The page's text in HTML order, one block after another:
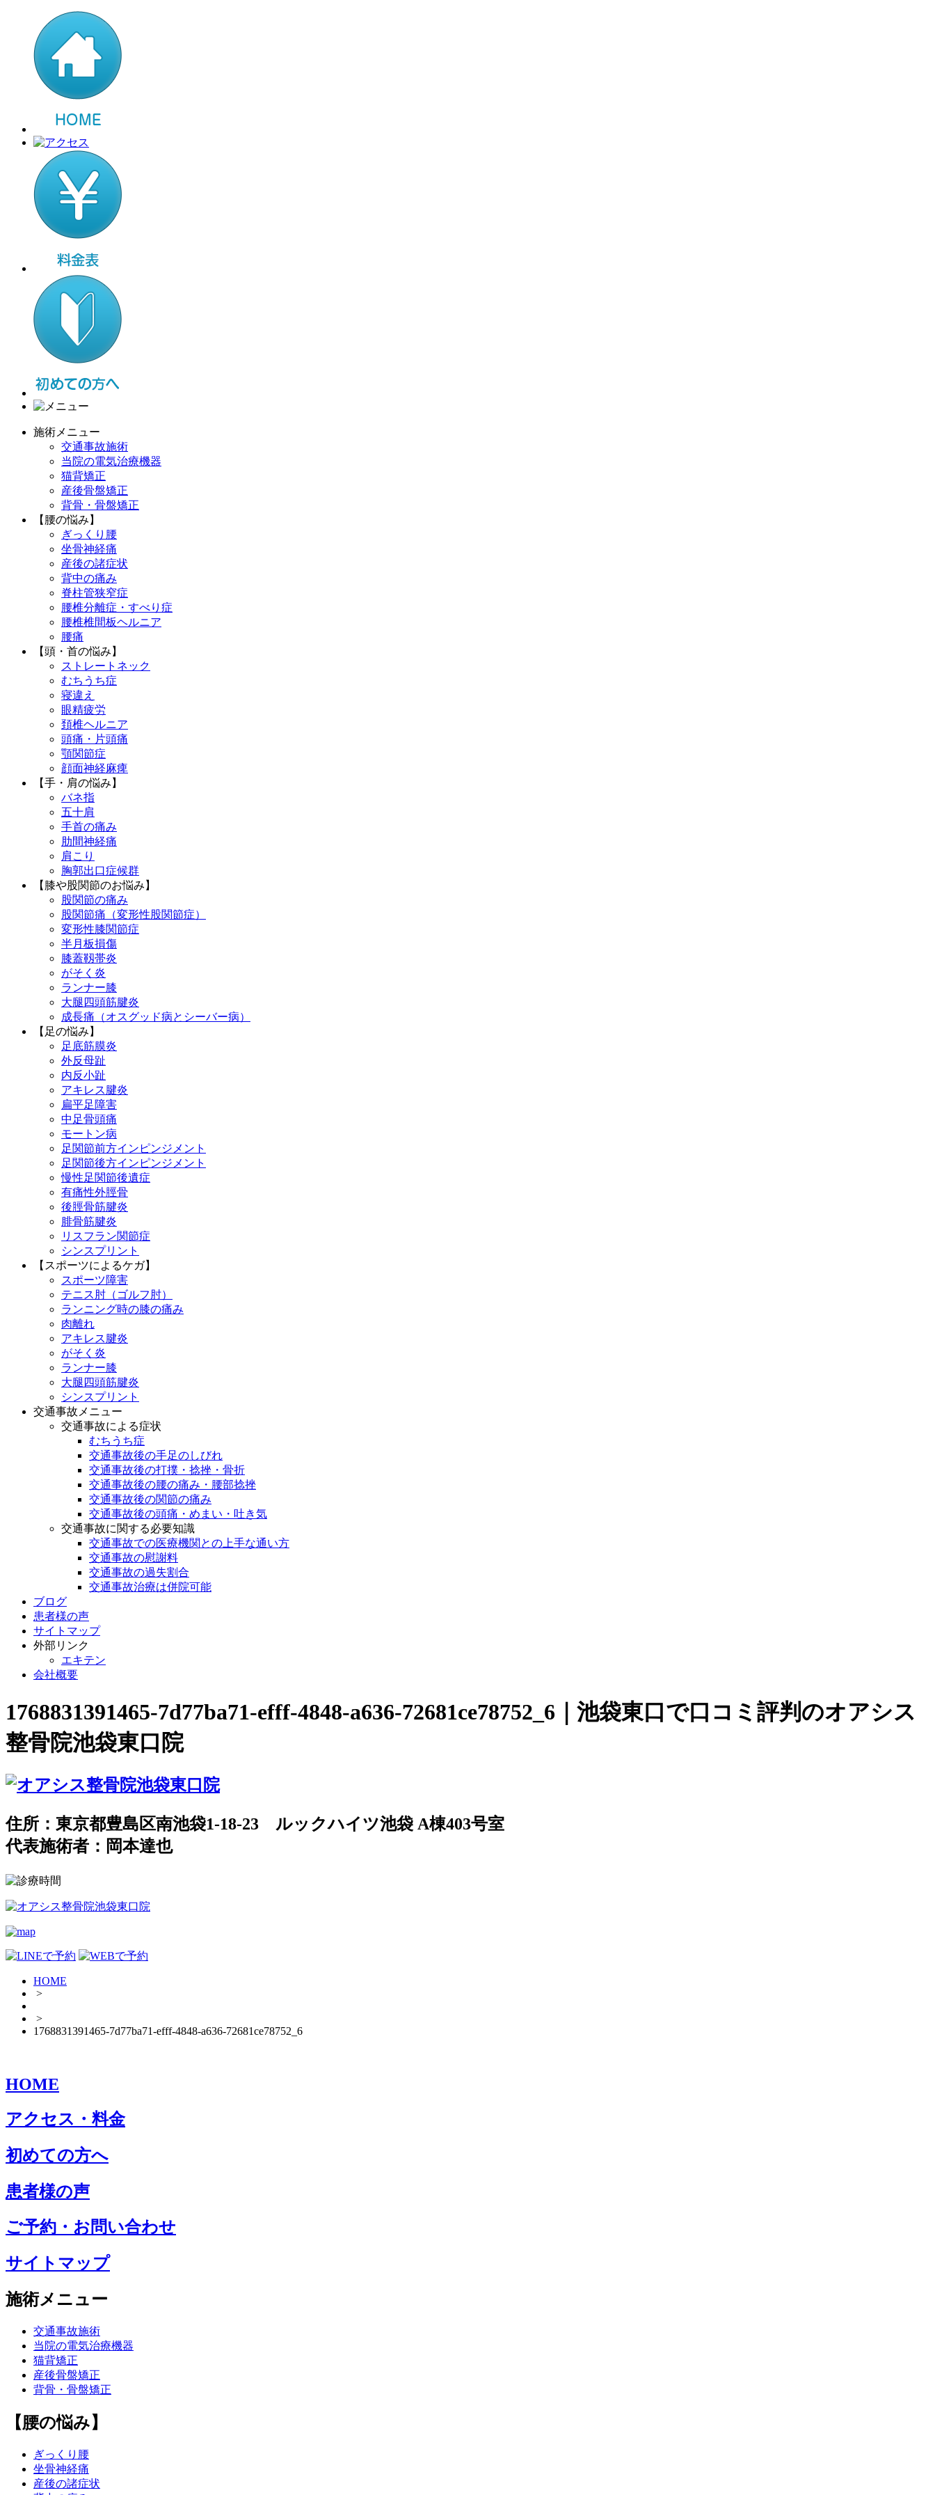
施術メニュー
交通事故施術
当院の電気治療機器
猫背矯正
産後骨盤矯正
背骨・骨盤矯正
【腰の悩み】
ぎっくり腰
坐骨神経痛
産後の諸症状
背中の痛み
脊柱管狭窄症
腰椎分離症・すべり症
腰椎椎間板ヘルニア
腰痛
【頭・首の悩み】
ストレートネック
むちうち症
寝違え
眼精疲労
頚椎ヘルニア
頭痛・片頭痛
顎関節症
顔面神経麻痺
【手・肩の悩み】
バネ指
五十肩
手首の痛み
肋間神経痛
肩こり
胸郭出口症候群
【膝や股関節のお悩み】
股関節の痛み
股関節痛（変形性股関節症）
変形性膝関節症
半月板損傷
膝蓋靱帯炎
がそく炎
ランナー膝
大腿四頭筋腱炎
成長痛（オスグッド病とシーバー病）
【足の悩み】
足底筋膜炎
外反母趾
内反小趾
アキレス腱炎
扁平足障害
中足骨頭痛
モートン病
足関節前方インピンジメント
足関節後方インピンジメント
慢性足関節後遺症
有痛性外脛骨
後脛骨筋腱炎
腓骨筋腱炎
リスフラン関節症
シンスプリント
【スポーツによるケガ】
スポーツ障害
テニス肘（ゴルフ肘）
ランニング時の膝の痛み
肉離れ
アキレス腱炎
がそく炎
ランナー膝
大腿四頭筋腱炎
シンスプリント
交通事故メニュー
交通事故による症状
むちうち症
交通事故後の手足のしびれ
交通事故後の打撲・捻挫・骨折
交通事故後の腰の痛み・腰部捻挫
交通事故後の関節の痛み
交通事故後の頭痛・めまい・吐き気
交通事故に関する必要知識
交通事故での医療機関との上手な通い方
交通事故の慰謝料
交通事故の過失割合
交通事故治療は併院可能
ブログ
患者様の声
サイトマップ
外部リンク
エキテン
会社概要
1768831391465-7d77ba71-efff-4848-a636-72681ce78752_6｜池袋東口で口コミ評判のオアシス
整骨院池袋東口院
住所：東京都豊島区南池袋1-18-23 ルックハイツ池袋 A棟403号室
代表施術者：岡本達也
HOME
>
>
1768831391465-7d77ba71-efff-4848-a636-72681ce78752_6
HOME
アクセス・料金
初めての方へ
患者様の声
ご予約・お問い合わせ
サイトマップ
施術メニュー
交通事故施術
当院の電気治療機器
猫背矯正
産後骨盤矯正
背骨・骨盤矯正
【腰の悩み】
ぎっくり腰
坐骨神経痛
産後の諸症状